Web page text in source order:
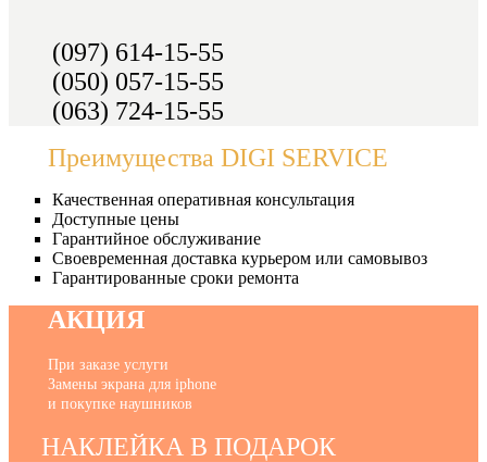
(097) 614-15-55
(050) 057-15-55
(063) 724-15-55
Преимущества DIGI SERVICE
Качественная оперативная консультация
Доступные цены
Гарантийное обслуживание
Своевременная доставка курьером или самовывоз
Гарантированные сроки ремонта
АКЦИЯ
При заказе услуги
Замены экрана для iphone
и покупке наушников
НАКЛЕЙКА В ПОДАРОК